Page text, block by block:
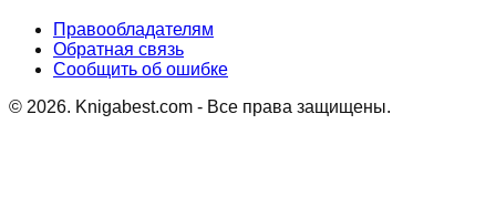
Правообладателям
Обратная связь
Сообщить об ошибке
© 2026. Knigabest.com - Все права защищены.